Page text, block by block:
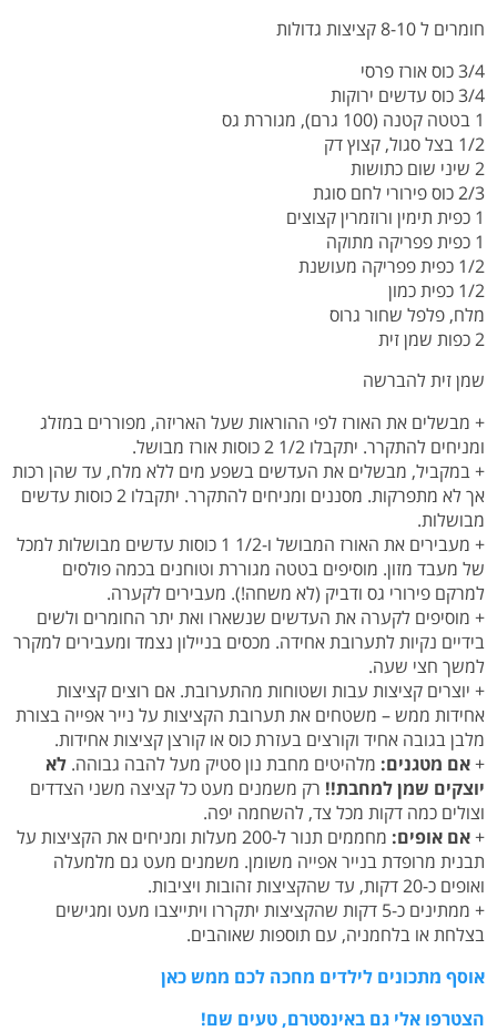
חומרים ל 8-10 קציצות גדולות
3/4 כוס אורז פרסי
3/4 כוס עדשים ירוקות
1 בטטה קטנה (100 גרם), מגוררת גס
1/2 בצל סגול, קצוץ דק
2 שיני שום כתושות
2/3 כוס פירורי לחם סוגת
1 כפית תימין ורוזמרין קצוצים
1 כפית פפריקה מתוקה
1/2 כפית פפריקה מעושנת
1/2 כפית כמון
מלח, פלפל שחור גרוס
2 כפות שמן זית
שמן זית להברשה
+ מבשלים את האורז לפי ההוראות שעל האריזה, מפוררים במזלג
ומניחים להתקרר. יתקבלו 1/2 2 כוסות אורז מבושל.
+ במקביל, מבשלים את העדשים בשפע מים ללא מלח, עד שהן רכות
אך לא מתפרקות. מסננים ומניחים להתקרר. יתקבלו 2 כוסות עדשים
מבושלות.
+ מעבירים את האורז המבושל ו-1/2 1 כוסות עדשים מבושלות למכל
של מעבד מזון. מוסיפים בטטה מגוררת וטוחנים בכמה פולסים
למרקם פירורי גס ודביק (לא משחה!). מעבירים לקערה.
+ מוסיפים לקערה את העדשים שנשארו ואת יתר החומרים ולשים
בידיים נקיות לתערובת אחידה. מכסים בניילון נצמד ומעבירים למקרר
למשך חצי שעה.
+ יוצרים קציצות עבות ושטוחות מהתערובת. אם רוצים קציצות
אחידות ממש – משטחים את תערובת הקציצות על נייר אפייה בצורת
מלבן בגובה אחיד וקורצים בעזרת כוס או קורצן קציצות אחידות.
+אם מטגנים: מלהיטים מחבת נון סטיק מעל להבה גבוהה. לא
יוצקים שמן למחבת!! רק משמנים מעט כל קציצה משני הצדדים
וצולים כמה דקות מכל צד, להשחמה יפה.
+אם אופים:
מחממים תנור ל-200 מעלות ומניחים את הקציצות על
תבנית מרופדת בנייר אפייה משומן. משמנים מעט גם מלמעלה
ואופים כ-20 דקות, עד שהקציצות זהובות ויציבות.
+ ממתינים כ-5 דקות שהקציצות יתקררו ויתייצבו מעט ומגישים
בצלחת או בלחמניה, עם תוספות שאוהבים.
אוסף מתכונים לילדים מחכה לכם ממש כאן
הצטרפו אלי גם באינסטרם, טעים שם!